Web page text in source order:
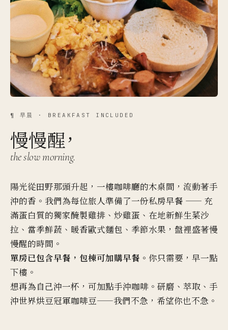
¶ 早晨 · BREAKFAST INCLUDED
慢慢醒，
the slow morning.
陽光從田野那頭升起，一樓咖啡廳的木桌間，流動著手
沖的香。我們為每位旅人準備了一份私房早餐 —— 充
滿蛋白質的獨家醃製雞排、炒雞蛋、在地新鮮生菜沙
拉、當季鮮蔬、暖香歐式麵包、季節水果，盤裡盛著慢
慢醒的時間。
單房已包含早餐，包棟可加購早餐。 你只需要，早一點
下樓。
想再為自己沖一杯，可加點手沖咖啡。研磨、萃取、手
沖世界烘豆冠軍咖啡豆——我們不急，希望你也不急。